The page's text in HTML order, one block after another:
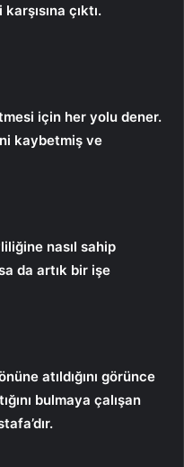
çıktı.
için her yolu dener.
kaybetmiş ve
nasıl sahip
da artık bir işe
atıldığını görünce
bulmaya çalışan